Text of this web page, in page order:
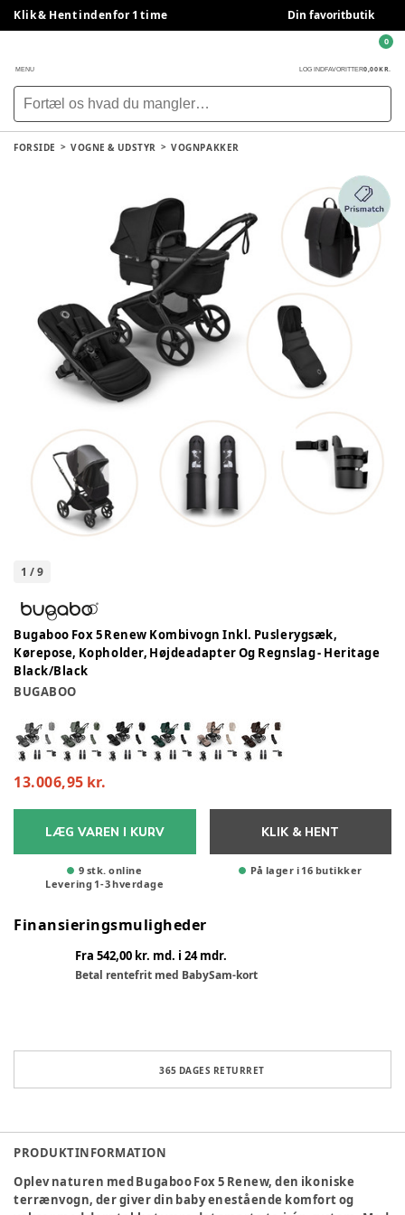
Klik & Hent indenfor 1 time Din favoritbutik
MENU LOG INDFAVORITTER0,00 KR.
0
FORSIDE VOGNE & UDSTYR VOGNPAKKER
1 /9
Bugaboo Fox 5 Renew Kombivogn Inkl. Puslerygsæk,
Kørepose, Kopholder, Højdeadapter Og Regnslag - Heritage
Black/Black
BUGABOO
13.006,95 kr.
LÆG VAREN I KURV
9 stk. online
Levering 1-3hverdage
KLIK & HENT
På lager i 16 butikker
Finansieringsmuligheder
Fra 542,00 kr. md. i 24 mdr.
Betal rentefrit med BabySam-kort
365 DAGES RETURRET
PRODUKTINFORMATION
Oplev naturen med Bugaboo Fox 5 Renew, den ikoniske
terrænvogn, der giver din baby enestående komfort og